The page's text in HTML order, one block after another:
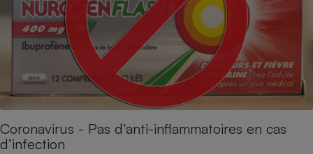
Coronavirus - Pas d’anti-inflammatoires en cas
d’infection